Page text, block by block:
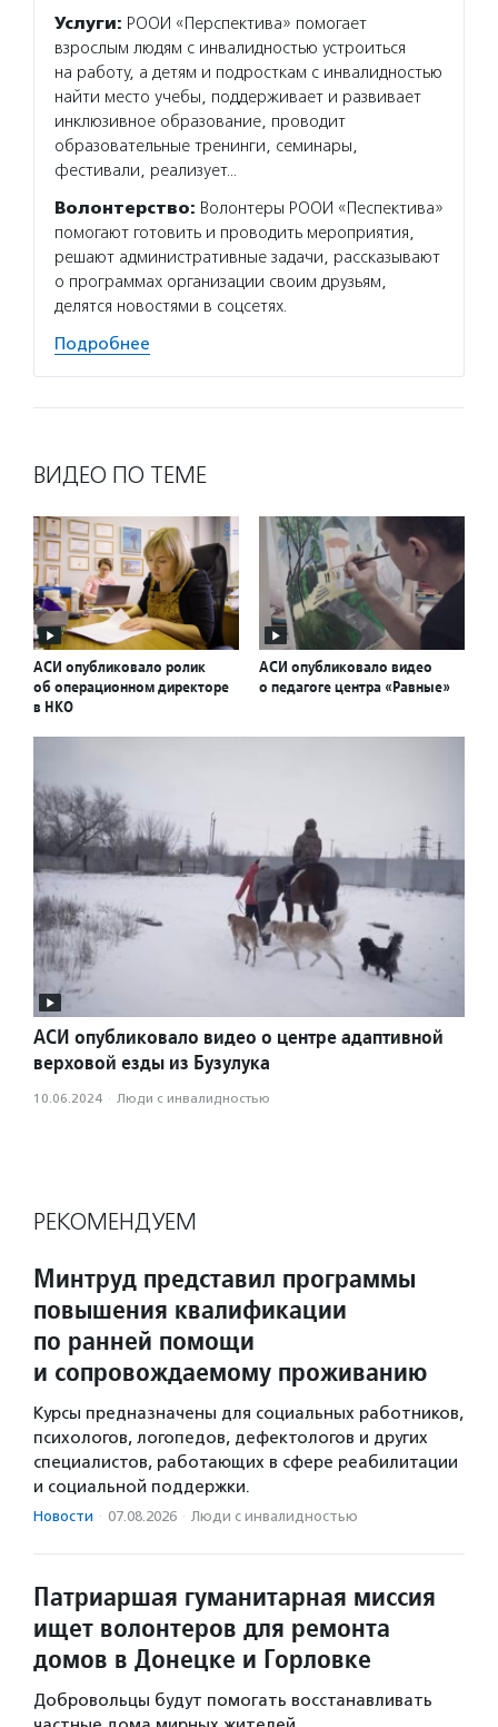
Услуги: РООИ «Перспектива» помогает
взрослым людям с инвалидностью устроиться
на работу, а детям и подросткам с инвалидностью
найти место учебы, поддерживает и развивает
инклюзивное образование, проводит
образовательные тренинги, семинары,
фестивали, реализует…
Волонтерство: Волонтеры РООИ «Песпектива»
помогают готовить и проводить мероприятия,
решают административные задачи, рассказывают
о программах организации своим друзьям,
делятся новостями в соцсетях.
Подробнее
ВИДЕО ПО ТЕМЕ
АСИ опубликовало ролик
об операционном директоре
в НКО
АСИ опубликовало видео
о педагоге центра «Равные»
АСИ опубликовало видео о центре адаптивной
верховой езды из Бузулука
10.06.2024 · Люди с инвалидностью
РЕКОМЕНДУЕМ
Минтруд представил программы
повышения квалификации
по ранней помощи
и сопровождаемому проживанию
Курсы предназначены для социальных работников,
психологов, логопедов, дефектологов и других
специалистов, работающих в сфере реабилитации
и социальной поддержки.
Новости · 07.08.2026 · Люди с инвалидностью
Патриаршая гуманитарная миссия
ищет волонтеров для ремонта
домов в Донецке и Горловке
Добровольцы будут помогать восстанавливать